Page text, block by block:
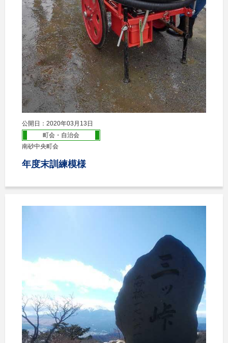
公開日：2020年03月13日
町会・自治会
南砂中央町会
年度末訓練模様